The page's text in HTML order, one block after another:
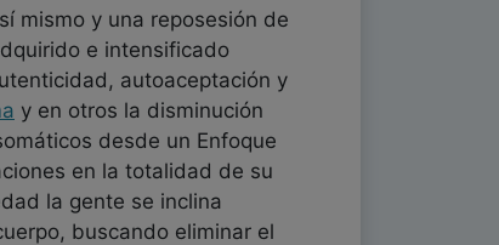
mismo y una reposesión de
e intensificado
autoaceptación y
y en otros la disminución
desde un Enfoque
en la totalidad de su
la gente se inclina
buscando eliminar el